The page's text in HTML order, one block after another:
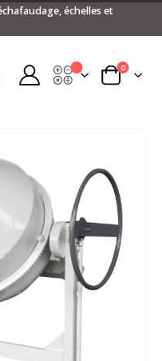
échelles et
Panier
0articles
Devis